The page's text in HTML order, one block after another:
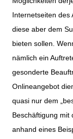
Internetseiten des
diese aber dem
bieten sollen.
nämlich ein
gesonderte
Onlineangebot
quasi nur dem
Beschäftigung mit
anhand eines